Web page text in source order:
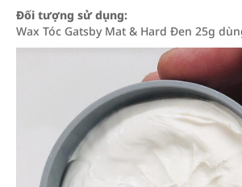
Đối tượng sử dụng:
Wax Tóc Gatsby Mat & Hard Đen 25g